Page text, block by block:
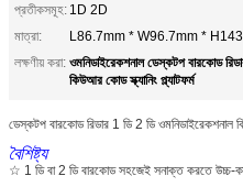
প্রতীকসমূহ: 1D 2D
মাত্রা:
L86.7mm * W96.7mm *
লক্ষণীয় করা: ওমনিডাইরেকশনাল ডেস্কটপ বারকোড
কিউআর কোড স্ক্যানিং প্ল্যাটফর্ম
ডেস্কটপ বারকোড রিডার 1 ডি 2 ডি ওমনিডাইরেকশনাল
বৈশিষ্ট্য
☆ 1 ডি বা 2 ডি বারকোড সহজেই সনাক্ত করতে উচ্চ-